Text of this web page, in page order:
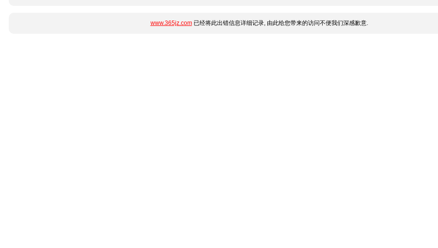
www.365jz.com已经将此出错信息详细记录, 由此给您带来的访问不便我们深感歉意.